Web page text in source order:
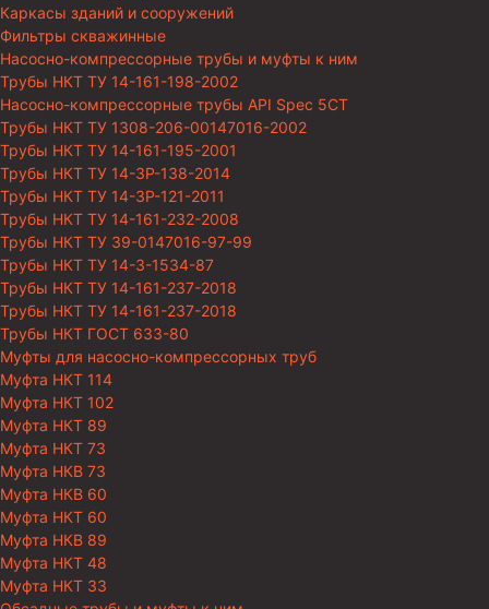
Каркасы зданий и сооружений
Фильтры скважинные
Насосно-компрессорные трубы и муфты к ним
Трубы НКТ ТУ 14-161-198-2002
Насосно-компрессорные трубы API Spec 5CT
Трубы НКТ ТУ 1308-206-00147016-2002
Трубы НКТ ТУ 14-161-195-2001
Трубы НКТ ТУ 14-3Р-138-2014
Трубы НКТ ТУ 14-3Р-121-2011
Трубы НКТ ТУ 14-161-232-2008
Трубы НКТ ТУ 39-0147016-97-99
Трубы НКТ ТУ 14-3-1534-87
Трубы НКТ ТУ 14-161-237-2018
Трубы НКТ ТУ 14-161-237-2018
Трубы НКТ ГОСТ 633-80
Муфты для насосно-компрессорных труб
Муфта НКТ 114
Муфта НКТ 102
Муфта НКТ 89
Муфта НКТ 73
Муфта НКВ 73
Муфта НКВ 60
Муфта НКТ 60
Муфта НКВ 89
Муфта НКТ 48
Муфта НКТ 33